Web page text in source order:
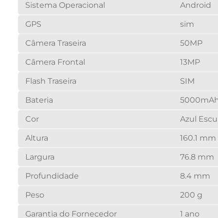
Sistema Operacional Android
GPS sim
Câmera Traseira 50MP
Câmera Frontal 13MP
Flash Traseira SIM
Bateria
Cor Azul
Altura 160.1 mm
Largura 76.8 mm
Profundidade 8.4 mm
Peso 200 g
Garantia do Fornecedor 1 ano